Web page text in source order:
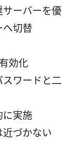
サーバーを優
へ切替
効化
ワードと二
に実施
づかない